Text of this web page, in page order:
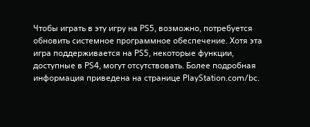
о
ц
е
Чтобы играть в эту игру на PS5, возможно, потребуется
обновить системное программное обеспечение. Хотя эта
игра поддерживается на PS5, некоторые функции,
доступные в PS4, могут отсутствовать. Более подробная
информация приведена на странице PlayStation.com/bc.